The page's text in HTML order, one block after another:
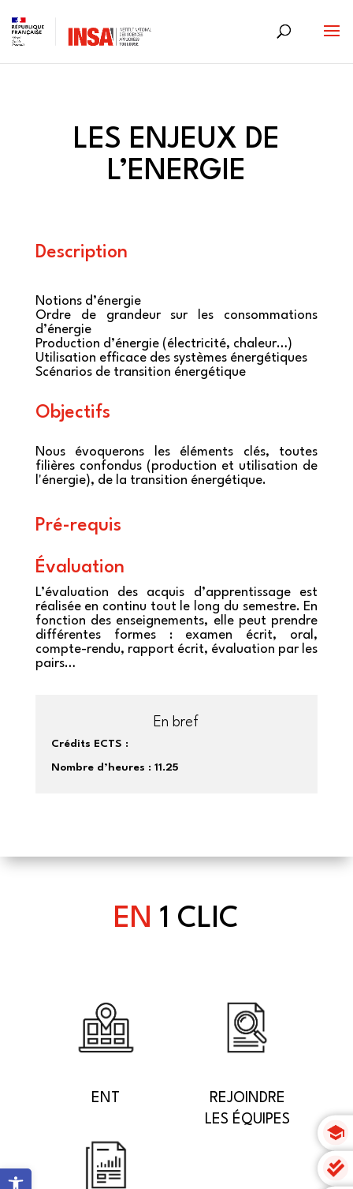
to
content
Ouvrir la barre d’outils
LES ENJEUX DE
L’ENERGIE
Description
Notions d’énergie
Ordre de grandeur sur les consommations
d’énergie
Production d’énergie (électricité, chaleur…)
Utilisation efficace des systèmes énergétiques
Scénarios de transition énergétique
Objectifs
Nous évoquerons les éléments clés, toutes
filières confondus (production et utilisation de
l'énergie), de la transition énergétique.
Pré-requis
Évaluation
L’évaluation des acquis d’apprentissage est
réalisée en continu tout le long du semestre. En
fonction des enseignements, elle peut prendre
différentes formes : examen écrit, oral,
compte-rendu, rapport écrit, évaluation par les
pairs…
En bref
Crédits ECTS :
Nombre d’heures : 11.25
EN 1 CLIC
ENT
REJOINDRE
LES ÉQUIPES